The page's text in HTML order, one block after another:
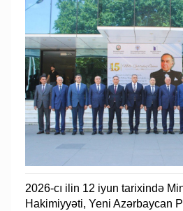
2026-cı ilin 12 iyun tarixində
Hakimiyyəti, Yeni Azərbaycan